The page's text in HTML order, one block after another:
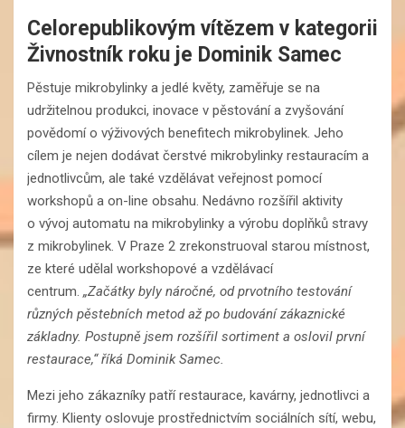
Celorepublikovým vítězem v kategorii
Živnostník roku je Dominik Samec
Pěstuje mikrobylinky a jedlé květy, zaměřuje se na
udržitelnou produkci, inovace v pěstování a zvyšování
povědomí o výživových benefitech mikrobylinek. Jeho
cílem je nejen dodávat čerstvé mikrobylinky restauracím a
jednotlivcům, ale také vzdělávat veřejnost pomocí
workshopů a on-line obsahu. Nedávno rozšířil aktivity
o vývoj automatu na mikrobylinky a výrobu doplňků stravy
z mikrobylinek. V Praze 2 zrekonstruoval starou místnost,
ze které udělal workshopové a vzdělávací
centrum. „Začátky byly náročné, od prvotního testování
různých pěstebních metod až po budování zákaznické
základny. Postupně jsem rozšířil sortiment a oslovil první
restaurace,“ říká Dominik Samec.
Mezi jeho zákazníky patří restaurace, kavárny, jednotlivci a
firmy. Klienty oslovuje prostřednictvím sociálních sítí, webu,